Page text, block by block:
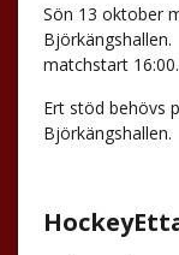
Sön 13 oktober
Björkängshallen.
matchstart 16:00.
Ert stöd behövs
Björkängshallen.